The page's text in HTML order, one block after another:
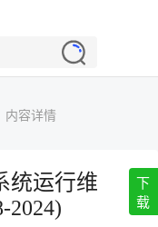
内容详情
统运行维
2024)
下
载